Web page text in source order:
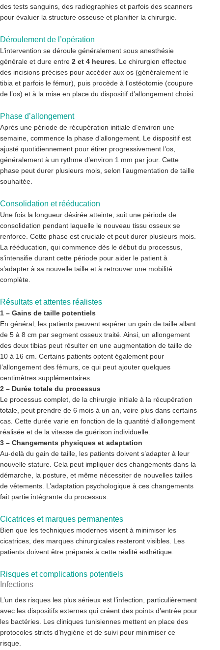
des tests sanguins, des radiographies et parfois des scanners
pour évaluer la structure osseuse et planifier la chirurgie.
Déroulement de l’opération
L’intervention se déroule généralement sous anesthésie
générale et dure entre 2 et 4 heures . Le chirurgien effectue
des incisions précises pour accéder aux os (généralement le
tibia et parfois le fémur), puis procède à l’ostéotomie (coupure
de l’os) et à la mise en place du dispositif d’allongement choisi.
Phase d’allongement
Après une période de récupération initiale d’environ une
semaine, commence la phase d’allongement. Le dispositif est
ajusté quotidiennement pour étirer progressivement l’os,
généralement à un rythme d’environ 1 mm par jour. Cette
phase peut durer plusieurs mois, selon l’augmentation de taille
souhaitée.
Consolidation et rééducation
Une fois la longueur désirée atteinte, suit une période de
consolidation pendant laquelle le nouveau tissu osseux se
renforce. Cette phase est cruciale et peut durer plusieurs mois.
La rééducation, qui commence dès le début du processus,
s’intensifie durant cette période pour aider le patient à
s’adapter à sa nouvelle taille et à retrouver une mobilité
complète.
Résultats et attentes réalistes
1 – Gains de taille potentiels
En général, les patients peuvent espérer un gain de taille allant
de 5 à 8 cm par segment osseux traité. Ainsi, un allongement
des deux tibias peut résulter en une augmentation de taille de
10 à 16 cm. Certains patients optent également pour
l’allongement des fémurs, ce qui peut ajouter quelques
centimètres supplémentaires.
2 – Durée totale du processus
Le processus complet, de la chirurgie initiale à la récupération
totale, peut prendre de 6 mois à un an, voire plus dans certains
cas. Cette durée varie en fonction de la quantité d’allongement
réalisée et de la vitesse de guérison individuelle.
3 – Changements physiques et adaptation
Au-delà du gain de taille, les patients doivent s’adapter à leur
nouvelle stature. Cela peut impliquer des changements dans la
démarche, la posture, et même nécessiter de nouvelles tailles
de vêtements. L’adaptation psychologique à ces changements
fait partie intégrante du processus.
Cicatrices et marques permanentes
Bien que les techniques modernes visent à minimiser les
cicatrices, des marques chirurgicales resteront visibles. Les
patients doivent être préparés à cette réalité esthétique.
Risques et complications potentiels
Infections
L’un des risques les plus sérieux est l’infection, particulièrement
avec les dispositifs externes qui créent des points d’entrée pour
les bactéries. Les cliniques tunisiennes mettent en place des
protocoles stricts d’hygiène et de suivi pour minimiser ce
risque.